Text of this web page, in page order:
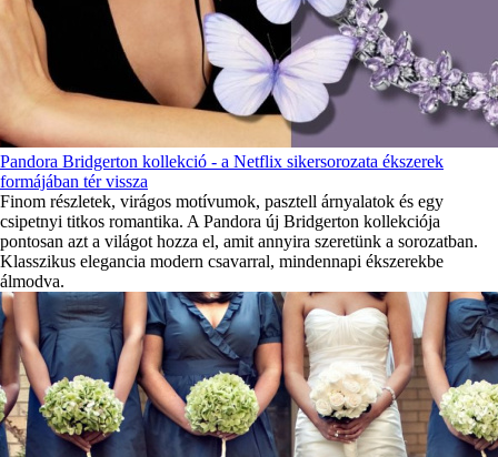
Pandora Bridgerton kollekció - a Netflix sikersorozata ékszerek
formájában tér vissza
Finom részletek, virágos motívumok, pasztell árnyalatok és egy
csipetnyi titkos romantika. A Pandora új Bridgerton kollekciója
pontosan azt a világot hozza el, amit annyira szeretünk a sorozatban.
Klasszikus elegancia modern csavarral, mindennapi ékszerekbe
álmodva.